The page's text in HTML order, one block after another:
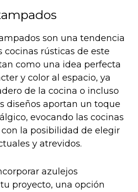
son una tendencia
cocinas rústicas de este
como una idea perfecta
y color al espacio, ya
de la cocina o incluso
diseños aportan un toque
evocando las cocinas
la posibilidad de elegir
y atrevidos.
azulejos
proyecto, una opción